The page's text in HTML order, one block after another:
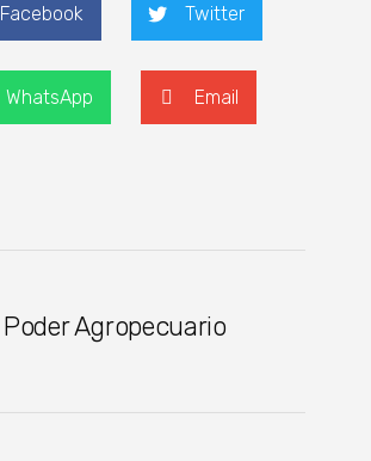
Facebook Twitter
WhatsApp Email
Poder Agropecuario